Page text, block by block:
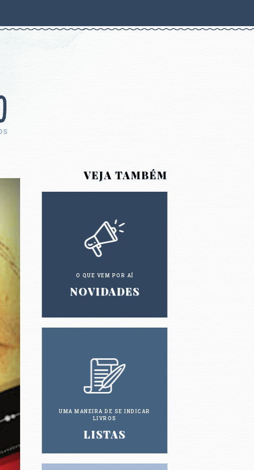
VEJA TAMBÉM
O QUE VEM POR AÍ
NOVIDADES
UMA MANEIRA DE SE INDICAR
LIVROS
LISTAS